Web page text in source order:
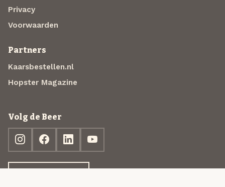
Privacy
Voorwaarden
Partners
Kaarsbestellen.nl
Hopster Magazine
Volg de Beer